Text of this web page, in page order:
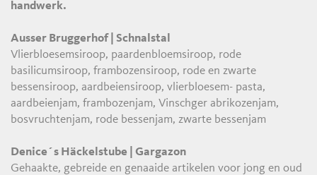
handwerk.
Ausser Bruggerhof | Schnalstal
Vlierbloesemsiroop, paardenbloemsiroop, rode
basilicumsiroop, frambozensiroop, rode en zwarte
bessensiroop, aardbeiensiroop, vlierbloesem- pasta,
aardbeienjam, frambozenjam, Vinschger abrikozenjam,
bosvruchtenjam, rode bessenjam, zwarte bessenjam
Denice´s Häckelstube | Gargazon
Gehaakte, gebreide en genaaide artikelen voor jong en oud